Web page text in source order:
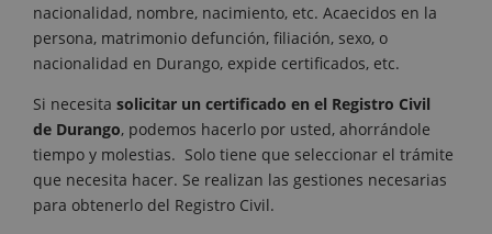
nacionalidad, nombre, nacimiento, etc. Acaecidos en la
persona, matrimonio defunción, filiación, sexo, o
nacionalidad en Durango, expide certificados, etc.
Si necesita solicitar un certificado en el Registro Civil
de Durango, podemos hacerlo por usted, ahorrándole
tiempo y molestias. Solo tiene que seleccionar el trámite
que necesita hacer. Se realizan las gestiones necesarias
para obtenerlo del Registro Civil.